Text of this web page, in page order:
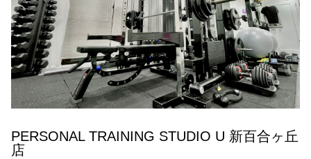
PERSONAL TRAINING STUDIO U 新百合ヶ丘
店